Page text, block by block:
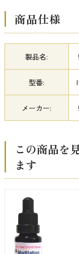
商品仕様
製品名:
型番:
メーカー:
この商品を
ます